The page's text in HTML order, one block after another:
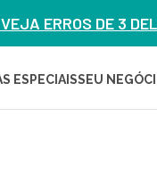
ERROS DE 3
ESPECIAISSEU